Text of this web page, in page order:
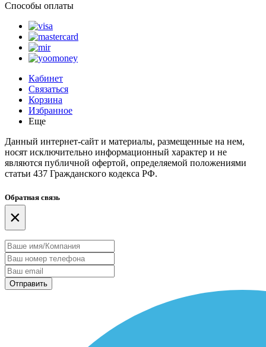
Способы оплаты
Кабинет
Связаться
Корзина
Избранное
Еще
Данный интернет-сайт и материалы, размещенные на нем,
носят исключительно информационный характер и не
являются публичной офертой, определяемой положениями
статьи 437 Гражданского кодекса РФ.
Обратная связь
×
Отправить